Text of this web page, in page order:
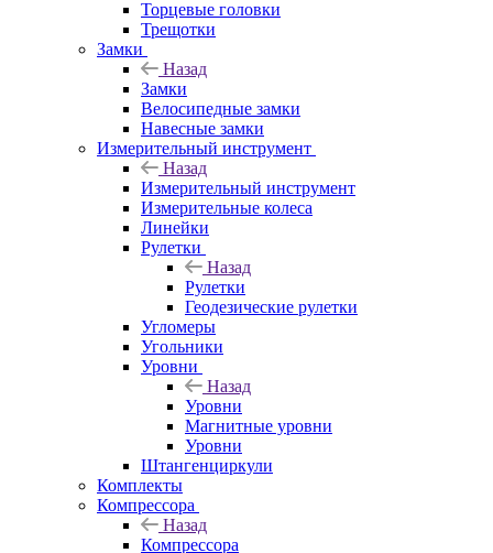
Торцевые головки
Трещотки
Замки
Назад
Замки
Велосипедные замки
Навесные замки
Измерительный инструмент
Назад
Измерительный инструмент
Измерительные колеса
Линейки
Рулетки
Назад
Рулетки
Геодезические рулетки
Угломеры
Угольники
Уровни
Назад
Уровни
Магнитные уровни
Уровни
Штангенциркули
Комплекты
Компрессора
Назад
Компрессора